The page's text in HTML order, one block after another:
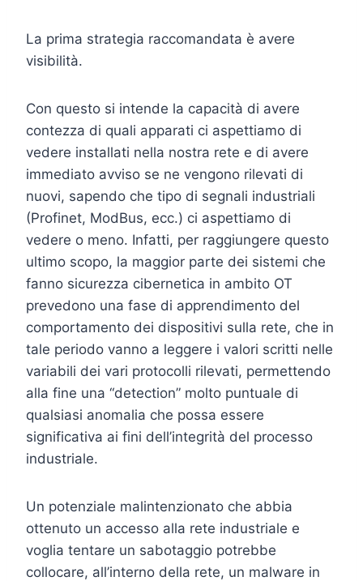
La prima strategia raccomandata è avere
visibilità.
Con questo si intende la capacità di avere
contezza di quali apparati ci aspettiamo di
vedere installati nella nostra rete e di avere
immediato avviso se ne vengono rilevati di
nuovi, sapendo che tipo di segnali industriali
(Profinet, ModBus, ecc.) ci aspettiamo di
vedere o meno. Infatti, per raggiungere questo
ultimo scopo, la maggior parte dei sistemi che
fanno sicurezza cibernetica in ambito OT
prevedono una fase di apprendimento del
comportamento dei dispositivi sulla rete, che in
tale periodo vanno a leggere i valori scritti nelle
variabili dei vari protocolli rilevati, permettendo
alla fine una “detection” molto puntuale di
qualsiasi anomalia che possa essere
significativa ai fini dell’integrità del processo
industriale.
Un potenziale malintenzionato che abbia
ottenuto un accesso alla rete industriale e
voglia tentare un sabotaggio potrebbe
collocare, all’interno della rete, un malware in